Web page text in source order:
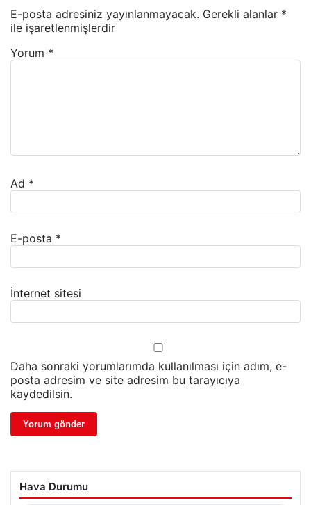
E-posta adresiniz yayınlanmayacak. Gerekli alanlar *
ile işaretlenmişlerdir
Yorum *
Ad *
E-posta *
İnternet sitesi
Daha sonraki yorumlarımda kullanılması için adım, e-
posta adresim ve site adresim bu tarayıcıya
kaydedilsin.
Hava Durumu